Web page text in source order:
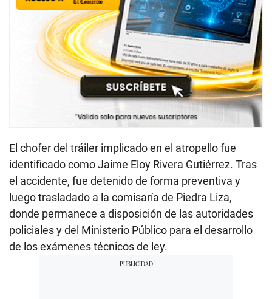
El chofer del tráiler implicado en el atropello fue
identificado como Jaime Eloy Rivera Gutiérrez. Tras
el accidente, fue detenido de forma preventiva y
luego trasladado a la comisaría de Piedra Liza,
donde permanece a disposición de las autoridades
policiales y del Ministerio Público para el desarrollo
de los exámenes técnicos de ley.